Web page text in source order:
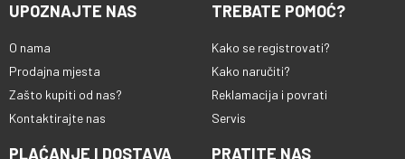
UPOZNAJTE NAS
O nama
Prodajna mjesta
Zašto kupiti od nas?
Kontaktirajte nas
TREBATE POMOĆ?
Kako se registrovati?
Kako naručiti?
Reklamacija i povrati
Servis
PLAĆANJE I DOSTAVA PRATITE NAS